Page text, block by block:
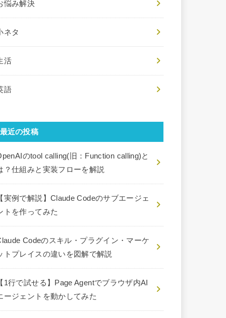
悩み解決
ネタ
活
語
最近の投稿
のtool calling(旧：Function calling)と
？仕組みと実装フローを解説
実例で解説】Claude Codeのサブエージェ
トを作ってみた
Codeのスキル・プラグイン・マーケ
トプレイスの違いを図解で解説
1行で試せる】Page Agentでブラウザ内AI
ージェントを動かしてみた